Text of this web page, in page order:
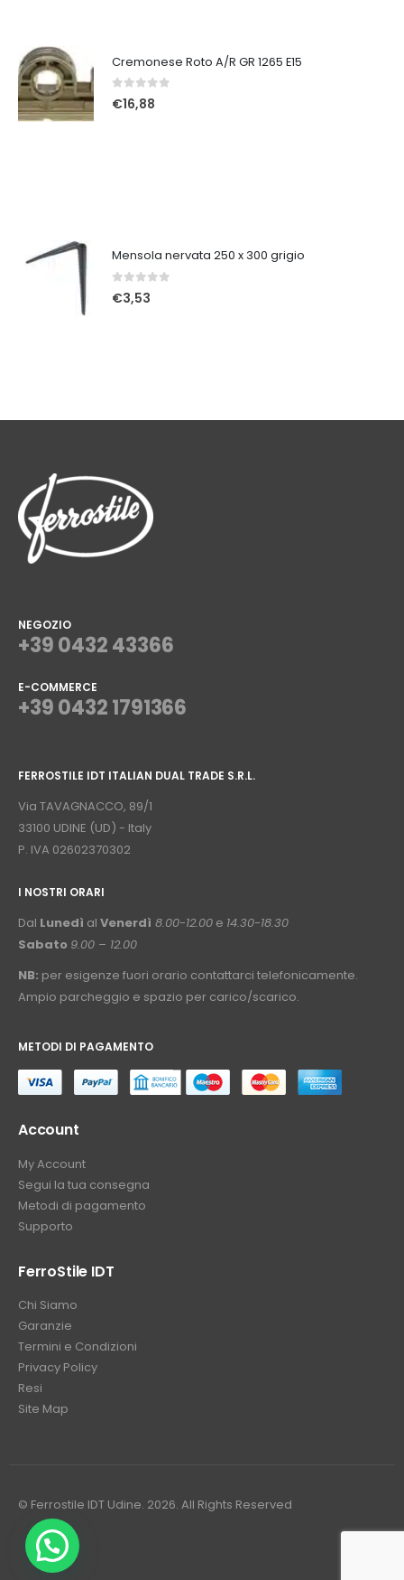
Cremonese Roto A/R GR 1265 E15
0Su 5
€16,88
Mensola nervata 250 x 300 grigio
0Su 5
€3,53
NEGOZIO
+39 0432 43366
E-COMMERCE
+39 0432 1791366
FERROSTILE IDT ITALIAN DUAL TRADE S.R.L.
Via TAVAGNACCO, 89/1
33100 UDINE (UD) - Italy
P. IVA 02602370302
I NOSTRI ORARI
Dal Lunedì al Venerdì 8.00-12.00 e 14.30-18.30
Sabato 9.00 – 12.00
NB: per esigenze fuori orario contattarci telefonicamente.
Ampio parcheggio e spazio per carico/scarico.
METODI DI PAGAMENTO
Account
My Account
Segui la tua consegna
Metodi di pagamento
Supporto
FerroStile IDT
Chi Siamo
Garanzie
Termini e Condizioni
Privacy Policy
Resi
Site Map
© Ferrostile IDT Udine. 2026. All Rights Reserved